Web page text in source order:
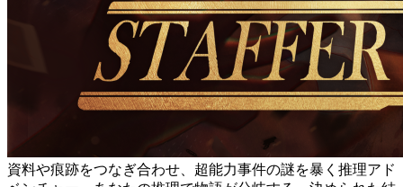
資料や痕跡をつなぎ合わせ、超能力事件の謎を暴く推理アド